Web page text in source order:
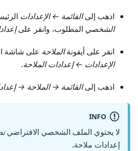
اذهب إلىالقائمة ← الإعدادات
الشخصي المطلوب، وانقر على
انقر على أيقونةالملاحة على شاشة
الإعدادات ← إعدادات الملاحة.
اذهب إلىالقائمة → الملاحة →
INFO
لا يحتوي الملف الشخصي الافتراضي
إعدادات ملاحة.